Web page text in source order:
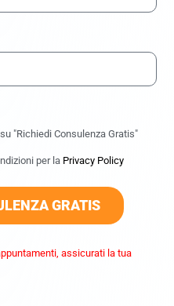
"Richiedi Consulenza Gratis"
per la Privacy Policy
GRATIS
assicurati la tua